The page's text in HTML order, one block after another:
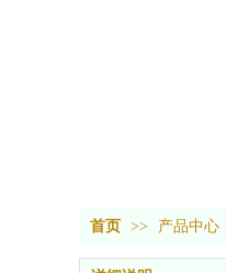
首页 >> 产品中心